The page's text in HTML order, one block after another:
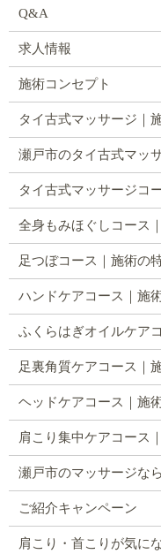
Q&A
求人情報
施術コンセプト
タイ古式マッサージ｜
瀬戸市のタイ古式マッ
タイ古式マッサージコ
全身もみほぐしコース
足つぼコース｜施術の
ハンドケアコース｜施
ふくらはぎオイルケア
足裏角質ケアコース｜
ヘッドケアコース｜施
肩こり集中ケアコース
瀬戸市のマッサージな
ご紹介キャンペーン
肩こり・首こりが気に